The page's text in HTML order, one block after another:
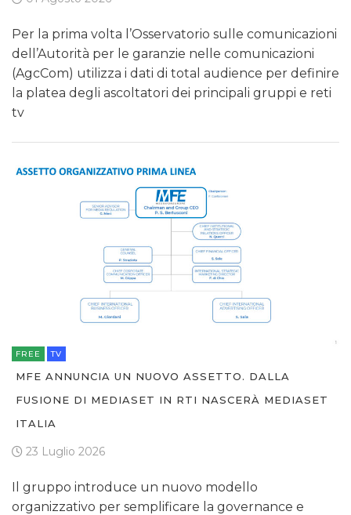
Per la prima volta l’Osservatorio sulle comunicazioni
dell’Autorità per le garanzie nelle comunicazioni
(AgcCom) utilizza i dati di total audience per definire
la platea degli ascoltatori dei principali gruppi e reti
tv
FREE TV
MFE ANNUNCIA UN NUOVO ASSETTO. DALLA
FUSIONE DI MEDIASET IN RTI NASCERÀ MEDIASET
ITALIA
23 Luglio 2026
Il gruppo introduce un nuovo modello
organizzativo per semplificare la governance e